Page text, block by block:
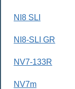
NI8 SLI
NI8-SLI GR
NV7-133R
NV7m